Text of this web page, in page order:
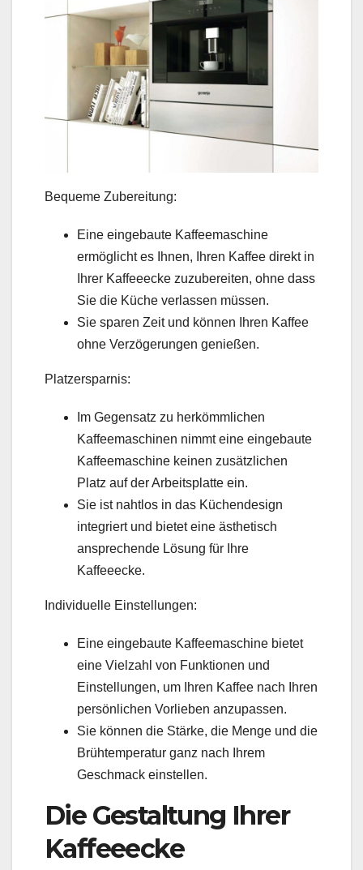
Bequeme Zubereitung:
Eine eingebaute Kaffeemaschine
ermöglicht es Ihnen, Ihren Kaffee direkt in
Ihrer Kaffeeecke zuzubereiten, ohne dass
Sie die Küche verlassen müssen.
Sie sparen Zeit und können Ihren Kaffee
ohne Verzögerungen genießen.
Platzersparnis:
Im Gegensatz zu herkömmlichen
Kaffeemaschinen nimmt eine eingebaute
Kaffeemaschine keinen zusätzlichen
Platz auf der Arbeitsplatte ein.
Sie ist nahtlos in das Küchendesign
integriert und bietet eine ästhetisch
ansprechende Lösung für Ihre
Kaffeeecke.
Individuelle Einstellungen:
Eine eingebaute Kaffeemaschine bietet
eine Vielzahl von Funktionen und
Einstellungen, um Ihren Kaffee nach Ihren
persönlichen Vorlieben anzupassen.
Sie können die Stärke, die Menge und die
Brühtemperatur ganz nach Ihrem
Geschmack einstellen.
Die Gestaltung Ihrer
Kaffeeecke